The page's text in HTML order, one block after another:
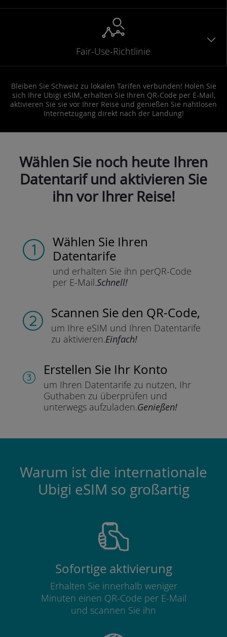
Fair-Use-Richtlinie
Bleiben Sie Schweiz zu lokalen Tarifen verbunden! Holen Sie
sich Ihre Ubigi eSIM, erhalten Sie Ihren QR-Code per E-Mail,
aktivieren Sie sie vor Ihrer Reise und genießen Sie nahtlosen
Internetzugang direkt nach der Landung!
Wählen Sie noch heute Ihren
Datentarif und aktivieren Sie
ihn vor Ihrer Reise!
Wählen Sie Ihren
Datentarife
und erhalten Sie ihn perQR-Code
per E-Mail.Schnell!
Scannen Sie den QR-Code,
um Ihre eSIM und Ihren Datentarife
zu aktivieren.Einfach!
Erstellen Sie Ihr Konto
um Ihren Datentarife zu nutzen, Ihr
Guthaben zu überprüfen und
unterwegs aufzuladen.Genießen!
Warum ist die internationale
Ubigi eSIM so großartig
Sofortige aktivierung
Erhalten Sie innerhalb weniger
Minuten einen QR-Code per E-Mail
und scannen Sie ihn